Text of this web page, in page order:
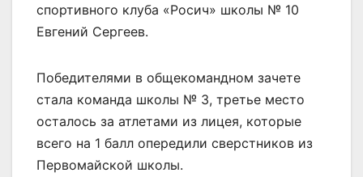
спортивного клуба «Росич» школы № 10
Евгений Сергеев.
Победителями в общекомандном зачете
стала команда школы № 3, третье место
осталось за атлетами из лицея, которые
всего на 1 балл опередили сверстников из
Первомайской школы.